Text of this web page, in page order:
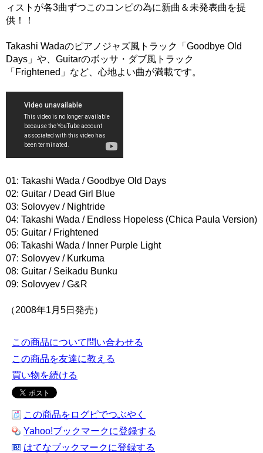
ィストが各3曲ずつこのコンピの為に新曲＆未発表曲を提
供！！
Takashi Wadaのピアノジャズ風トラック「Goodbye Old
Days」や、Guitarのボッサ・ダブ風トラック
「Frightened」など、心地よい曲が満載です。
01: Takashi Wada / Goodbye Old Days
02: Guitar / Dead Girl Blue
03: Solovyev / Nightride
04: Takashi Wada / Endless Hopeless (Chica Paula Version)
05: Guitar / Frightened
06: Takashi Wada / Inner Purple Light
07: Solovyev / Kurkuma
08: Guitar / Seikadu Bunku
09: Solovyev / G&R
（2008年1月5日発売）
この商品について問い合わせる
この商品を友達に教える
買い物を続ける
この商品をログピでつぶやく
Yahoo!ブックマークに登録する
はてなブックマークに登録する